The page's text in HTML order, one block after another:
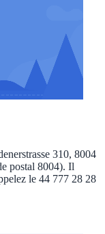
310, 8004
postal 8004). Il
le 44 777 28 28